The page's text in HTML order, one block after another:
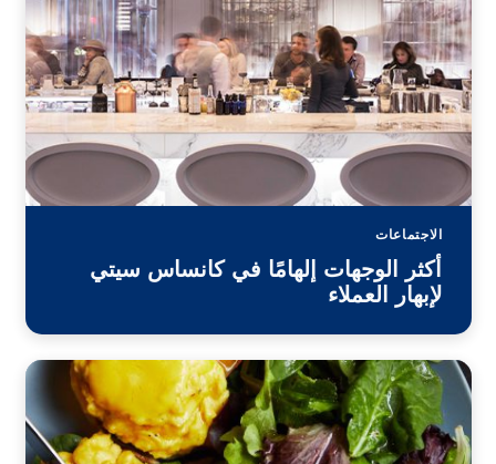
الاجتماعات
أكثر الوجهات إلهامًا في كانساس سيتي
لإبهار العملاء